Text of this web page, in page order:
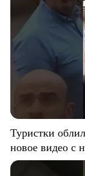
Туристки
новое видео с